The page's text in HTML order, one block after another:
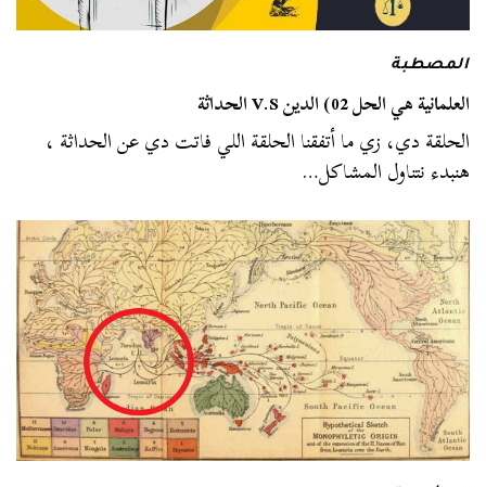
المصطبة
العلمانية هي الحل 02) الدين V.S الحداثة
الحلقة دي، زي ما أتفقنا الحلقة اللي فاتت دي عن الحداثة ،
هنبدء نتناول المشاكل…